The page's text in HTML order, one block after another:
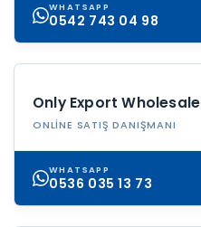
WHATSAPP
0542 743 04 98
Only Export Wholesale
ONLINE SATIŞ DANIŞMANI
WHATSAPP
0536 035 13 73